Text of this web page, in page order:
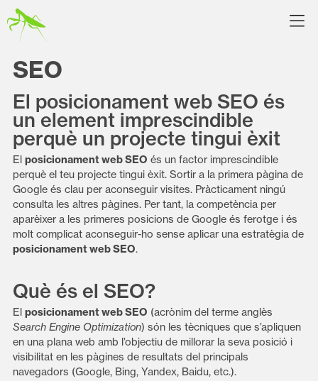
SEO
El posicionament web SEO és
un element imprescindible
perquè un projecte tingui èxit
El posicionament web SEO és un factor imprescindible
perquè el teu projecte tingui èxit. Sortir a la primera pàgina de
Google és clau per aconseguir visites. Pràcticament ningú
consulta les altres pàgines. Per tant, la competència per
aparèixer a les primeres posicions de Google és ferotge i és
molt complicat aconseguir-ho sense aplicar una estratègia de
posicionament web SEO.
Què és el SEO?
El posicionament web SEO (acrònim del terme anglès
Search Engine Optimization) són les tècniques que s’apliquen
en una plana web amb l’objectiu de millorar la seva posició i
visibilitat en les pàgines de resultats del principals
navegadors (Google, Bing, Yandex, Baidu, etc.).